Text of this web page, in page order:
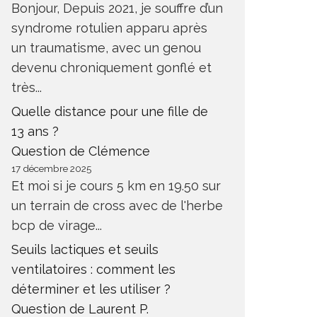
Bonjour, Depuis 2021, je souffre d’un
syndrome rotulien apparu après
un traumatisme, avec un genou
devenu chroniquement gonflé et
très...
Quelle distance pour une fille de
13 ans ?
Question de Clémence
17 décembre 2025
Et moi si je cours 5 km en 19.50 sur
un terrain de cross avec de l'herbe
bcp de virage...
Seuils lactiques et seuils
ventilatoires : comment les
déterminer et les utiliser ?
Question de Laurent P.